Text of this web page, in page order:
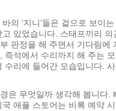
의 ‘지니’들은 겉으로 보이
있었습니다. 스태프끼리 의
판정을 해 주면서 기다림에
즉석에서 수리까지 해 주는
수리에 들어간 모습입니다.
은 무엇일까 생각해 봅니다.
애플 스토어는 비록 예약